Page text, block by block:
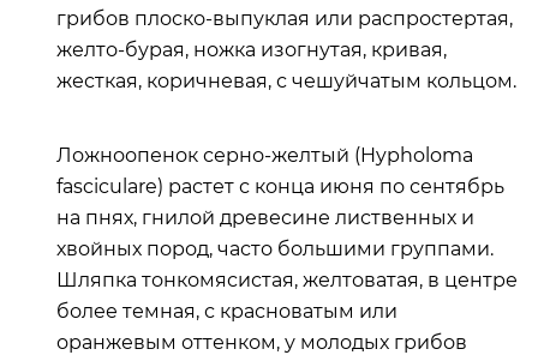
грибов плоско-выпуклая или распростертая,
желто-бурая, ножка изогнутая, кривая,
жесткая, коричневая, с чешуйчатым кольцом.
Ложноопенок серно-желтый (Hypholoma
fasciculare) растет с конца июня по сентябрь
на пнях, гнилой древесине лиственных и
хвойных пород, часто большими группами.
Шляпка тонкомясистая, желтоватая, в центре
более темная, с красноватым или
оранжевым оттенком, у молодых грибов